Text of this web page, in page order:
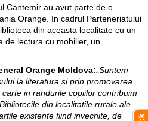
Cantemir au avut parte de o
Orange. In cadrul Parteneriatului
din aceasta localitate cu un
de lectura cu mobilier, un
Orange Moldova: Suntem
la literatura si prin promovarea
in randurile copiilor contribuim
din localitatile rurale ale
existente fiind invechite, de